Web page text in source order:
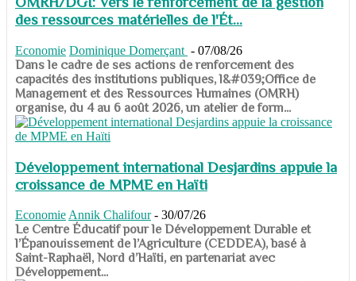
des ressources matérielles de l'Ét...
Economie Dominique Domerçant - 07/08/26
Dans le cadre de ses actions de renforcement des
capacités des institutions publiques, l&#039;Office de
Management et des Ressources Humaines (OMRH)
organise, du 4 au 6 août 2026, un atelier de form...
Développement international Desjardins appuie la
croissance de MPME en Haïti
Economie Annik Chalifour - 30/07/26
​​​​​​​Le Centre Éducatif pour le Développement Durable et
l’Épanouissement de l’Agriculture (CEDDEA), basé à
Saint-Raphaël, Nord d’Haïti, en partenariat avec
Développement...